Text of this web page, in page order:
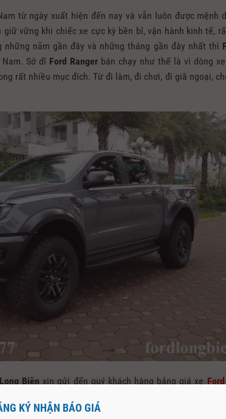
từ ngày xuất hiện đến nay và vẫn luôn được mệnh
giữ vững khi chiếc xe cực kỳ bền bỉ, vận hành kinh tế,
năm gần đây và những tháng gần đây nhất thì
Sở dĩ Ford Ranger bán chạy như thế là vì dòng
rất nhiều mục đích. Từ đi làm, đi chơi, đi giã ngoại,
Biên xin gửi đến quý khách hàng bảng giá xe
phù hợp nhất:
KÝ NHẬN BÁO GIÁ